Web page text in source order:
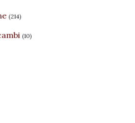
(214)
(10)